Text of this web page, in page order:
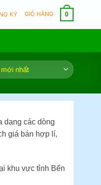
KÝ GIỎ HÀNG 0
dạng các dòng
giá bán hợp lí,
khu vực tỉnh Bến